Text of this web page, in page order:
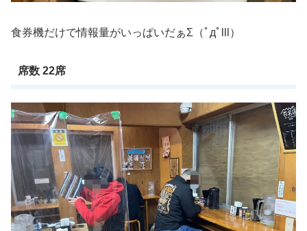
食券機だけで情報量がいっぱいだぁΣ（ﾟдﾟlll）
席数 22席